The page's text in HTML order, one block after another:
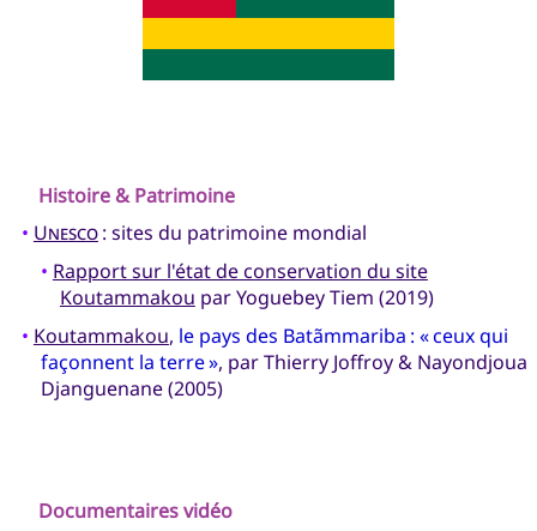
Histoire & Patrimoine
• Unesco: sites du patrimoine mondial
• Rapport sur l'état de conservation du site
Koutammakou par Yoguebey Tiem (2019)
• Koutammakou, le pays des Batãmmariba : « ceux qui
façonnent la terre », par Thierry Joffroy & Nayondjoua
Djanguenane (2005)
Documentaires vidéo